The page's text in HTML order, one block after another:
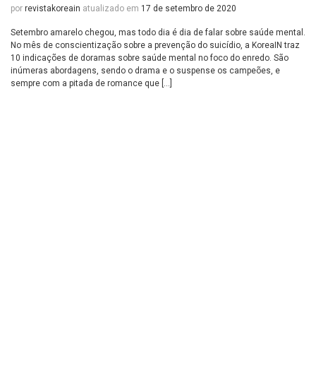
por revistakoreain atualizado em 17 de setembro de 2020
Setembro amarelo chegou, mas todo dia é dia de falar sobre saúde mental.
No mês de conscientização sobre a prevenção do suicídio, a KoreaIN traz
10 indicações de doramas sobre saúde mental no foco do enredo. São
inúmeras abordagens, sendo o drama e o suspense os campeões, e
sempre com a pitada de romance que […]